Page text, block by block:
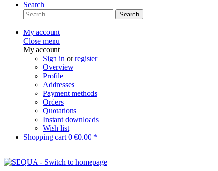
Search
Search
My account
Close menu
My account
Sign in orregister
Overview
Profile
Addresses
Payment methods
Orders
Quotations
Instant downloads
Wish list
Shopping cart 0 €0.00 *